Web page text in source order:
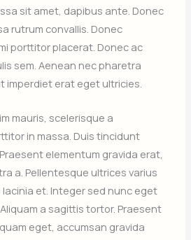
sit amet, dapibus ante. Donec
rutrum convallis. Donec
porttitor placerat. Donec ac
sem. Aenean nec pharetra
imperdiet erat eget ultricies.
mauris, scelerisque a
in massa. Duis tincidunt
elementum gravida erat,
a. Pellentesque ultrices varius
lacinia et. Integer sed nunc eget
a sagittis tortor. Praesent
eget, accumsan gravida